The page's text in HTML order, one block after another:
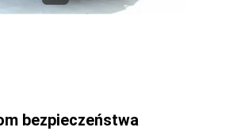
bezpieczeństwa